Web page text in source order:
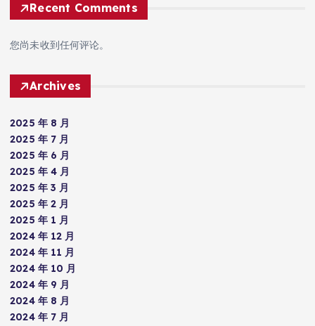
Recent Comments
您尚未收到任何评论。
Archives
2025 年 8 月
2025 年 7 月
2025 年 6 月
2025 年 4 月
2025 年 3 月
2025 年 2 月
2025 年 1 月
2024 年 12 月
2024 年 11 月
2024 年 10 月
2024 年 9 月
2024 年 8 月
2024 年 7 月